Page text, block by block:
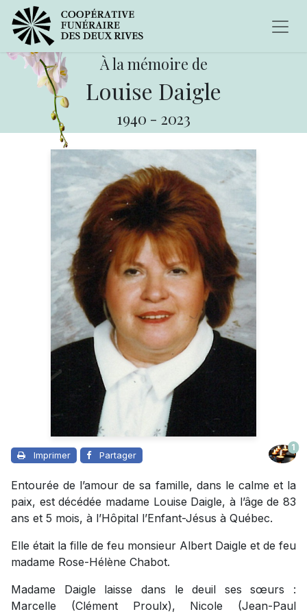
À la mémoire de
Louise Daigle
1940 - 2023
Imprimer Partager
1
Entourée de l’amour de sa famille, dans le calme et la
paix, est décédée madame Louise Daigle, à l’âge de 83
ans et 5 mois, à l’Hôpital l’Enfant-Jésus à Québec.
Elle était la fille de feu monsieur Albert Daigle et de feu
madame Rose-Hélène Chabot.
Madame Daigle laisse dans le deuil ses sœurs :
Marcelle (Clément Proulx), Nicole (Jean-Paul